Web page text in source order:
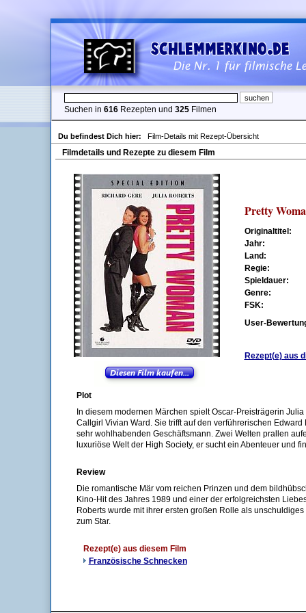
Suchen in 616 Rezepten und 325 Filmen
Du befindest Dich hier: Film-Details mit Rezept-Übersicht
Filmdetails und Rezepte zu diesem Film
Pretty
Originaltitel:
Jahr:
Land:
Regie:
Spieldauer:
Genre:
FSK:
User-
Rezept(e) aus
Plot
In diesem modernen Märchen spielt Oscar-Preisträgerin
Callgirl Vivian Ward. Sie trifft auf den verführerischen
sehr wohlhabenden Geschäftsmann. Zwei Welten prallen
luxuriöse Welt der High Society, er sucht ein Abenteuer und
Review
Die romantische Mär vom reichen Prinzen und dem
Kino-Hit des Jahres 1989 und einer der erfolgreichsten
Roberts wurde mit ihrer ersten großen Rolle als
zum Star.
Rezept(e) aus diesem Film
Französische Schnecken